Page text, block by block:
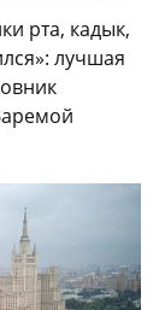
рта, кадык,
лучшая